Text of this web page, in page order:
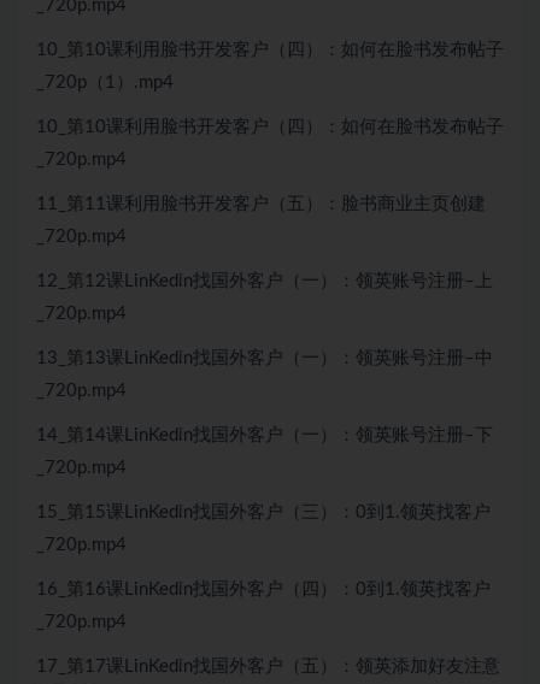
_720p.mp4
10_第10课利用脸书开发客户（四）：如何在脸书发布帖子
_720p（1）.mp4
10_第10课利用脸书开发客户（四）：如何在脸书发布帖子
_720p.mp4
11_第11课利用脸书开发客户（五）：脸书商业主页创建
_720p.mp4
12_第12课LinKedin找国外客户（一）：领英账号注册–上
_720p.mp4
13_第13课LinKedin找国外客户（一）：领英账号注册–中
_720p.mp4
14_第14课LinKedin找国外客户（一）：领英账号注册–下
_720p.mp4
15_第15课LinKedin找国外客户（三）：0到1.领英找客户
_720p.mp4
16_第16课LinKedin找国外客户（四）：0到1.领英找客户
_720p.mp4
17_第17课LinKedin找国外客户（五）：领英添加好友注意